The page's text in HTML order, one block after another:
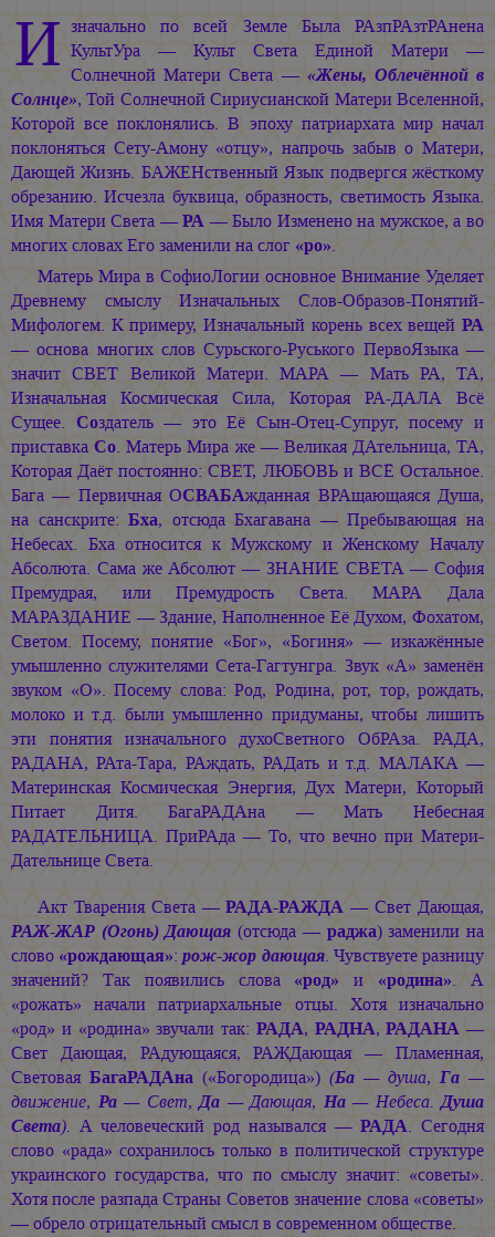
И значально по всей Земле Была РАзпРАзтРАнена
КультУра — Культ Света Единой Матери —
Солнечной Матери Света — «Жены, Облечённой в
Солнце», Той Солнечной Сириусианской Матери Вселенной,
Которой все поклонялись. В эпоху патриархата мир начал
поклоняться Сету-Амону «отцу», напрочь забыв о Матери,
Дающей Жизнь. БАЖЕНственный Язык подвергся жёсткому
обрезанию. Исчезла буквица, образность, светимость Языка.
Имя Матери Света —РА — Было Изменено на мужское, а во
многих словах Его заменили на слог «ро».
Матерь Мира в СофиоЛогии основное Внимание Уделяет
Древнему смыслу Изначальных Слов-Образов-Понятий-
Мифологем. К примеру, Изначальный корень всех вещей РА
— основа многих слов Сурьского-Руського ПервоЯзыка —
значит СВЕТ Великой Матери. МАРА — Мать РА, ТА,
Изначальная Космическая Сила, Которая РА-ДАЛА Всё
Сущее. Создатель — это Её Сын-Отец-Супруг, посему и
приставкаСо. Матерь Мира же — Великая ДАтельница, ТА,
Которая Даёт постоянно: СВЕТ, ЛЮБОВЬ и ВСЁ Остальное.
Бага — Первичная ОСВАБАжданная ВРАщающаяся Душа,
на санскрите:Бха, отсюда Бхагавана — Пребывающая на
Небесах. Бха относится к Мужскому и Женскому Началу
Абсолюта. Сама же Абсолют — ЗНАНИЕ СВЕТА — София
Премудрая, или Премудрость Света. МАРА Дала
МАРАЗДАНИЕ — Здание, Наполненное Её Духом, Фохатом,
Светом. Посему, понятие «Бог», «Богиня» — изкажённые
умышленно служителями Сета-Гагтунгра. Звук «А» заменён
звуком «О». Посему слова: Род, Родина, рот, тор, рождать,
молоко и т.д. были умышленно придуманы, чтобы лишить
эти понятия изначального духоСветного ОбРАза. РАДА,
РАДАНА, РАта-Тара, РАждать, РАДать и т.д. МАЛАКА —
Материнская Космическая Энергия, Дух Матери, Который
Питает Дитя. БагаРАДАна — Мать Небесная
РАДАТЕЛЬНИЦА. ПриРАда — То, что вечно при Матери-
Дательнице Света.
Акт Тварения Света —РАДА-РАЖДА — Свет Дающая,
РАЖ-ЖАР (Огонь) Дающая (отсюда — раджа) заменили на
слово «рождающая»:рож-жор дающая. Чувствуете разницу
значений? Так появились слова «род» и «родина». А
«рожать» начали патриархальные отцы. Хотя изначально
«род» и «родина» звучали так: РАДА, РАДНА,РАДАНА —
Свет Дающая, РАдующаяся, РАЖДающая — Пламенная,
Световая БагаРАДАна («Богородица») (Ба — душа, Га —
движение, Ра— Свет,Да — Дающая, На— Небеса.Душа
Света). А человеческий род назывался —РАДА. Сегодня
слово «рада» сохранилось только в политической структуре
украинского государства, что по смыслу значит: «советы».
Хотя после разпада Страны Советов значение слова «советы»
— обрело отрицательный смысл в современном обществе.